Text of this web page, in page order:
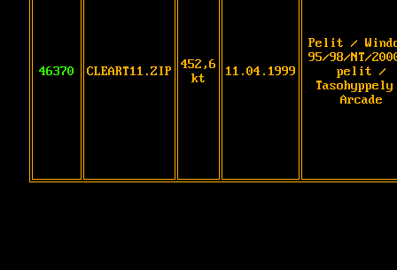
46370 CLEART11.ZIP
452,6
kt
11.04.1999
Pelit /
95/98/NT/
pelit /
Arcade